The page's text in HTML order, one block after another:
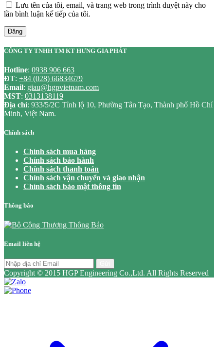
Lưu tên của tôi, email, và trang web trong trình duyệt này cho
lần bình luận kế tiếp của tôi.
Đăng
CÔNG TY TNHH TM KT HƯNG GIA PHÁT
Hotline: 0938 906 663
ĐT: +84 (028) 66834679
Email: giau@hgpvietnam.com
MST: 0313138119
Địa chỉ: 933/5/2C Tỉnh lộ 10, Phường Tân Tạo, Thành phố Hồ Chí
Minh, Việt Nam.
Chính sách
Chính sách mua hàng
Chính sách bảo hành
Chính sách thanh toán
Chính sách vận chuyển và giao nhận
Chính sách bảo mật thông tin
Thông báo
Email liên hệ
Copyright © 2015 HGP Engineering Co.,Ltd. All Rights Reserved